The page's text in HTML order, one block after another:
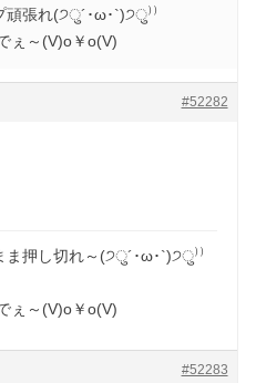
頑張れ(੭ु´･ω･`)੭ु⁾⁾
ぇ～(V)o￥o(V)
#52282
ま押し切れ～(੭ु´･ω･`)੭ु⁾⁾
ぇ～(V)o￥o(V)
#52283